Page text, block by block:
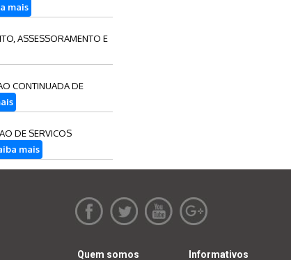
mais
ASSESSORAMENTO E
CONTINUADA DE
DE SERVICOS
mais
Quem somos Informativos